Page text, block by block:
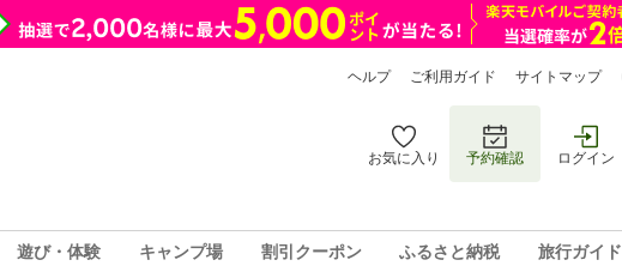
ヘルプ ご利用ガイド サイトマップ
お気に入り 予約確認 ログイン
遊び・体験 キャンプ場 割引クーポン ふるさと納税 旅行ガイド